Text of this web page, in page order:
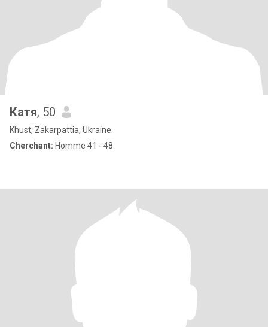
Катя, 50
Khust, Zakarpattia, Ukraine
Cherchant: Homme 41 - 48